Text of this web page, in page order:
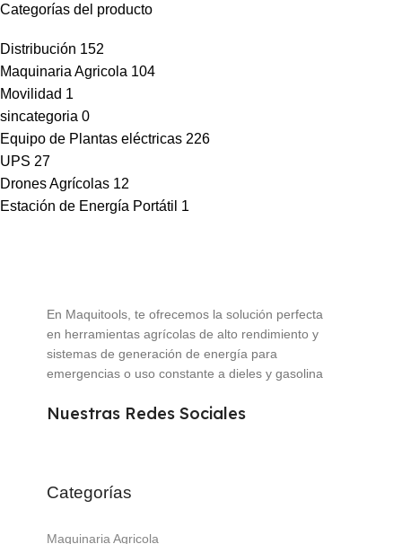
Categorías del producto
Distribución 152
Maquinaria Agricola 104
Movilidad 1
sincategoria 0
Equipo de Plantas eléctricas 226
UPS 27
Drones Agrícolas 12
Estación de Energía Portátil 1
En Maquitools, te ofrecemos la solución perfecta
en herramientas agrícolas de alto rendimiento y
sistemas de generación de energía para
emergencias o uso constante a dieles y gasolina
Nuestras Redes Sociales
Categorías
Maquinaria Agricola